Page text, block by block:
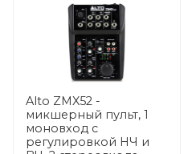
Alto ZMX52 -
микшерный пульт, 1
моновход с
регулировкой НЧ и